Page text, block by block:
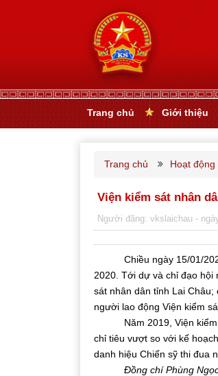
Trang chủ Giới thiệu
Trang chủ Hoạt động
Viện kiểm sát nhân
Người đăng: vkslaichau -
Chiều ngày 15/01/2020,
2020. Tới dự và chỉ đạo hội
sát nhân dân tỉnh Lai
người lao động Viện kiểm
Năm 2019, Viện kiểm
chỉ tiêu vượt so với kế
danh hiệu Chiến sỹ thi đua
Đồng chí Phùng